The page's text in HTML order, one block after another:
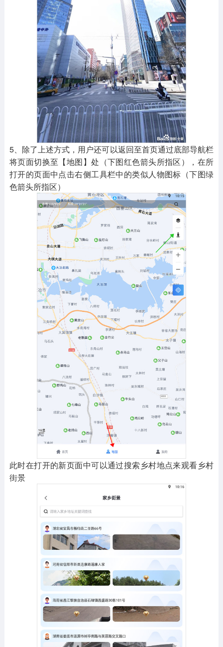
5、除了上述方式，用户还可以返回至首页通过底部导航栏
将页面切换至【地图】处（下图红色箭头所指区），在所
打开的页面中点击右侧工具栏中的类似人物图标（下图绿
色箭头所指区）
此时在打开的新页面中可以通过搜索乡村地点来观看乡村
街景